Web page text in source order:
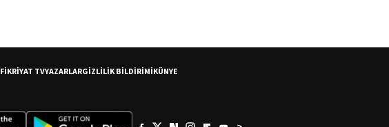
FİKRİYAT TVYAZARLARGİZLİLİK BİLDİRİMİKÜNYE